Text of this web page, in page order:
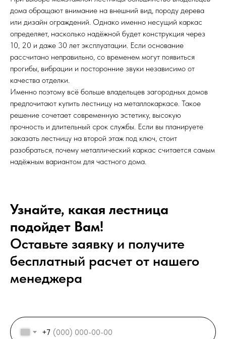
дома обращают внимание на внешний вид, породу дерева
или дизайн ограждений. Однако именно несущий каркас
определяет, насколько надёжной будет конструкция через
10, 20 и даже 30 лет эксплуатации. Если основание
рассчитано неправильно, со временем могут появиться
прогибы, вибрации и посторонние звуки независимо от
качества отделки.
Именно поэтому всё больше владельцев загородных домов
предпочитают купить лестницу на металлокаркасе. Такое
решение сочетает современную эстетику, высокую
прочность и длительный срок службы. Если вы планируете
заказать лестницу на второй этаж под ключ, стоит
разобраться, почему металлический каркас считается самым
надёжным вариантом для частного дома.
Узнайте, какая лестница
подойдет Вам!
Оставьте заявку и получите
бесплатный расчет от нашего
менеджера
+7